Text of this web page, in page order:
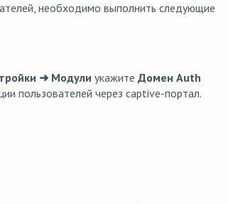
необходимо выполнить следующие
➜ Модули укажите Домен Auth
пользователей через captive-портал.